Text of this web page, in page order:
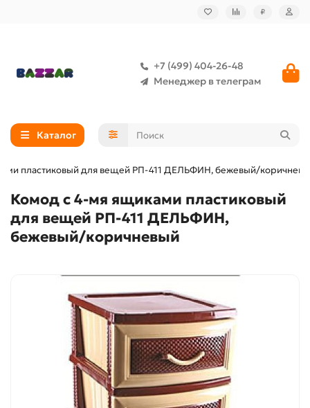
₽
+7 (499) 404-26-48
Менеджер в телеграм
Каталог
пластиковый для вещей РП-411 ДЕЛЬФИН, бежевый/
Комод с 4-мя ящиками пластиковый
для вещей РП-411 ДЕЛЬФИН,
бежевый/коричневый